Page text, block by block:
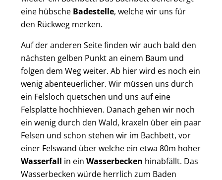
eine hübsche Badestelle, welche wir uns für
den Rückweg merken.
Auf der anderen Seite finden wir auch bald den
nächsten gelben Punkt an einem Baum und
folgen dem Weg weiter. Ab hier wird es noch ein
wenig abenteuerlicher. Wir müssen uns durch
ein Felsloch quetschen und uns auf eine
Felsplatte hochhieven. Danach gehen wir noch
ein wenig durch den Wald, kraxeln über ein paar
Felsen und schon stehen wir im Bachbett, vor
einer Felswand über welche ein etwa 80m hoher
Wasserfall in ein Wasserbecken hinabfällt. Das
Wasserbecken würde herrlich zum Baden